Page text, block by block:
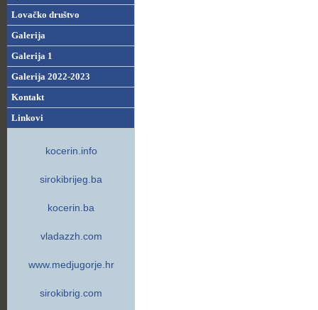
Lovačko društvo
Galerija
Galerija 1
Galerija 2022-2023
Kontakt
Linkovi
kocerin.info
sirokibrijeg.ba
kocerin.ba
vladazzh.com
www.medjugorje.hr
sirokibrig.com